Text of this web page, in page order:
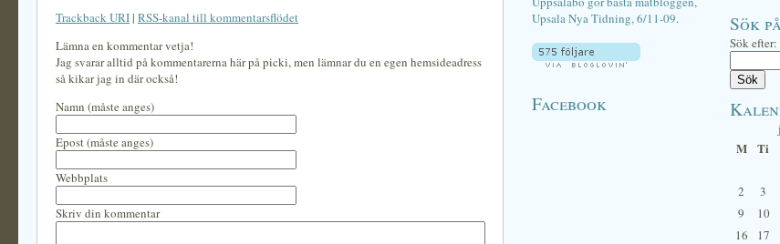
Trackback URI| RSS-kanal till kommentarsflödet
Lämna en kommentar vetja!
Jag svarar alltid på kommentarerna här på picki, men lämnar du en egen hemsideadress
så kikar jag in där också!
Namn (måste anges)
Epost (måste anges)
Webbplats
Skriv din kommentar
Upsala Nya Tidning, 6/11-09.
Facebook
Sök
Sök efter:
M Ti
2
3
9
10
16
17